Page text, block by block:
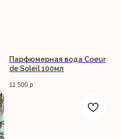
Парфюмерная вода Coeur
de Soleil 100мл
11 500 р.